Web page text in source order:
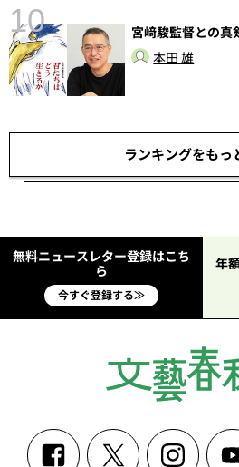
10
宮﨑駿監督との真
本田 雄
ランキングをもっ
無料ニュースレター登録はこち
ら
今すぐ登録する≫
年